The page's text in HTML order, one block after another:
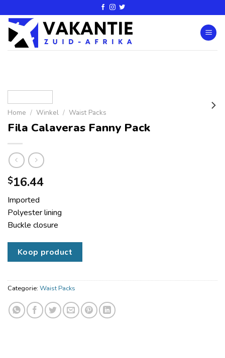
Home / Winkel / Waist Packs
Fila Calaveras Fanny Pack
$16.44
Imported
Polyester lining
Buckle closure
Koop product
Categorie: Waist Packs